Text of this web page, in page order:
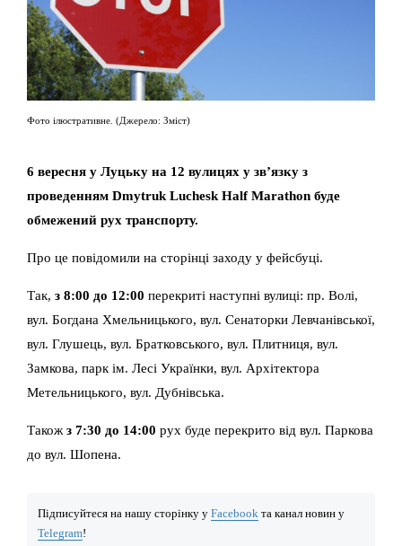
Фото ілюстративне. (Джерело: Зміст)
6 вересня у Луцьку на 12 вулицях у зв’язку з
проведенням Dmytruk Luchesk Half Marathon буде
обмежений рух транспорту.
Про це повідомили на сторінці заходу у фейсбуці.
Так, з 8:00 до 12:00 перекриті наступні вулиці: пр. Волі,
вул. Богдана Хмельницького, вул. Сенаторки Левчанівської,
вул. Глушець, вул. Братковського, вул. Плитниця, вул.
Замкова, парк ім. Лесі Українки, вул. Архітектора
Метельницького, вул. Дубнівська.
Також з 7:30 до 14:00 рух буде перекрито від вул. Паркова
до вул. Шопена.
Підписуйтеся на нашу сторінку у Facebook та канал новин у
Telegram!